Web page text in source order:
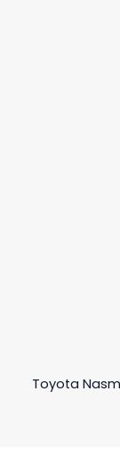
Toyota